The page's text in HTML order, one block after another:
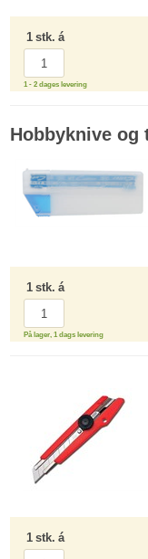
1 stk. á
1 - 2 dages levering
Hobbyknive og
1 stk. á
På lager, 1 dags levering
1 stk. á